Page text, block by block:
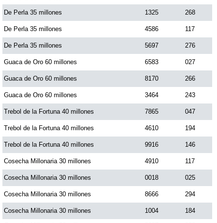
De Perla 35 millones 1325 268
De Perla 35 millones 4586 117
De Perla 35 millones 5697 276
Guaca de Oro 60 millones 6583 027
Guaca de Oro 60 millones 8170 266
Guaca de Oro 60 millones 3464 243
Trebol de la Fortuna 40 millones 7865 047
Trebol de la Fortuna 40 millones 4610 194
Trebol de la Fortuna 40 millones 9916 146
Cosecha Millonaria 30 millones 4910 117
Cosecha Millonaria 30 millones 0018 025
Cosecha Millonaria 30 millones 8666 294
Cosecha Millonaria 30 millones 1004 184